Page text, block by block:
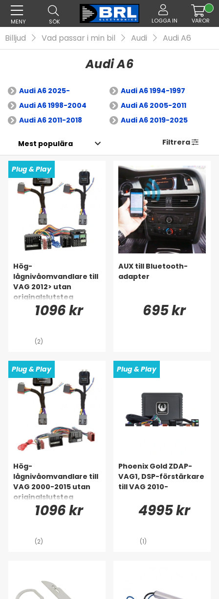
MENY SÖK LOGGA IN VAROR
Billjud Vad passar i min bil Audi Audi A6
Audi A6
Audi A6 2025-
Audi A6 1994-1997
Audi A6 1998-2004
Audi A6 2005-2011
Audi A6 2011-2018
Audi A6 2019-2025
Filtrera
Plug & Play
Hög-
lågnivåomvandlare till
VAG 2012> utan
originalslutsteg
1096 kr
(2)
AUX till Bluetooth-
adapter
695 kr
Plug & Play
Hög-
lågnivåomvandlare till
VAG 2000-2015 utan
originalslutsteg
1096 kr
(2)
Plug & Play
Phoenix Gold ZDAP-
VAG1, DSP-förstärkare
till VAG 2010-
4995 kr
(1)